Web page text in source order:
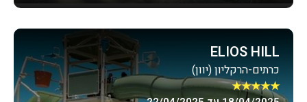
ELIOS HILL
כרתים-הרקליון (יוון)
★★★★★